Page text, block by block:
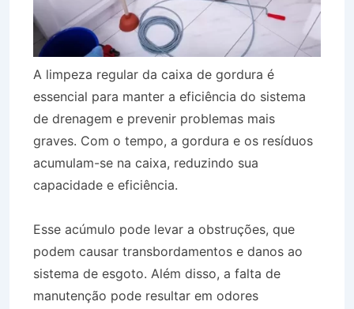
A limpeza regular da caixa de gordura é
essencial para manter a eficiência do sistema
de drenagem e prevenir problemas mais
graves. Com o tempo, a gordura e os resíduos
acumulam-se na caixa, reduzindo sua
capacidade e eficiência.
Esse acúmulo pode levar a obstruções, que
podem causar transbordamentos e danos ao
sistema de esgoto. Além disso, a falta de
manutenção pode resultar em odores